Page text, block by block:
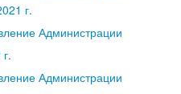
г.
Администрации
Администрации